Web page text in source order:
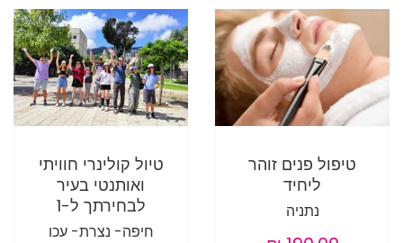
טיפול פנים זוהר
ליחיד
נתניה
טיול קולינרי חוויתי
ואותנטי בעיר
לבחירתך ל-1
חיפה- נצרת- עכו